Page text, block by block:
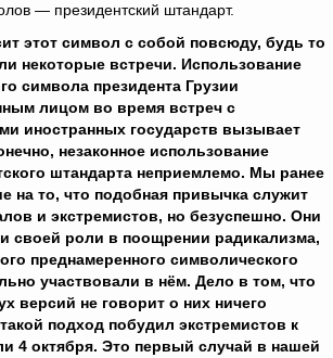
— президентский штандарт.
этот символ с собой повсюду, будь то
некоторые встречи. Использование
символа президента Грузии
лицом во время встреч с
иностранных государств вызывает
незаконное использование
штандарта неприемлемо. Мы ранее
на то, что подобная привычка служит
и экстремистов, но безуспешно. Они
своей роли в поощрении радикализма,
преднамеренного символического
участвовали в нём. Дело в том, что
версий не говорит о них ничего
подход побудил экстремистов к
4 октября. Это первый случай в нашей